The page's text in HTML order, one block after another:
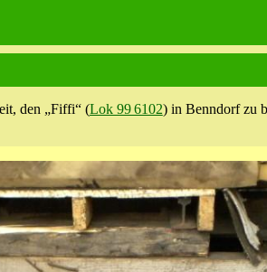
den „Fiffi“ (Lok 99 6102) in Benndorf zu